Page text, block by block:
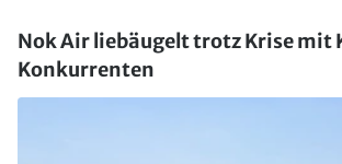
Nok Air liebäugelt trotz Krise mit
Konkurrenten